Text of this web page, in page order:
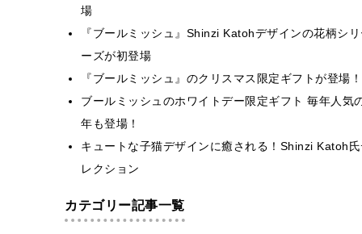
場
『ブールミッシュ』Shinzi Katohデザインの花柄シ
ーズが初登場
『ブールミッシュ』のクリスマス限定ギフトが登場
ブールミッシュのホワイトデー限定ギフト 毎年人気
年も登場！
キュートな子猫デザインに癒される！Shinzi Katoh
レクション
カテゴリー記事一覧